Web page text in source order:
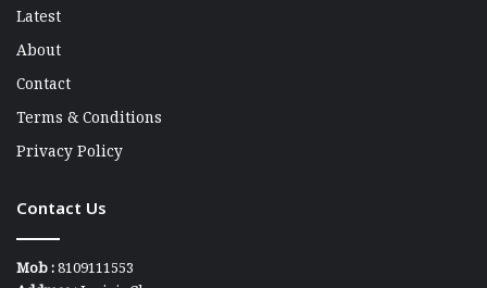
Latest
About
Contact
Terms & Conditions
Privacy Policy
Contact Us
Mob :8109111553